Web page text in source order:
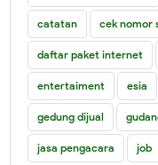
catatan cek nomor
daftar paket internet
entertaiment esia
gedung dijual
jasa pengacara job